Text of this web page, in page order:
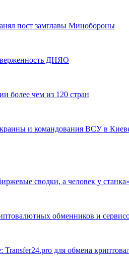
пост замглавы Минобороны
ДНЯО
более чем из 120 стран
и командования ВСУ в
сводки, а человек у станка»
обменников и
для обмена